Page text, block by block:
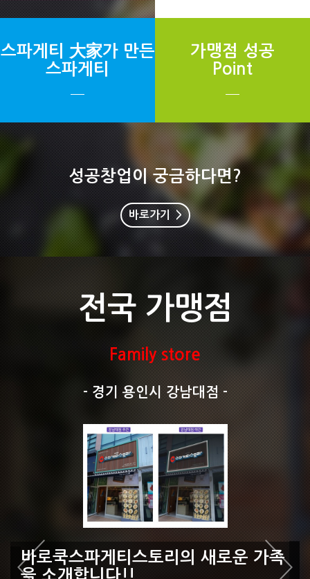
스파게티 大家가 만든
스파게티
가맹점 성공
Point
성공창업이 궁금하다면?
바로가기 >
전국 가맹점
Family store
- 경기 용인시 강남대점 -
바로쿡스파게티스토리의 새로운 가족
을 소개합니다!!